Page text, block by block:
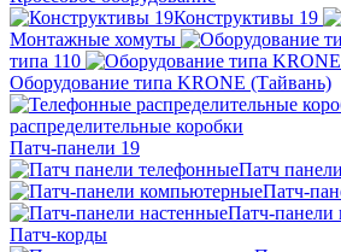
Конструктивы 19
Монтажные хомуты
типа 110
Оборудование типа KRONE (Тайвань)
распределительные коробки
Патч-панели 19
Патч
Патч-
Патч-панели
Патч-корды